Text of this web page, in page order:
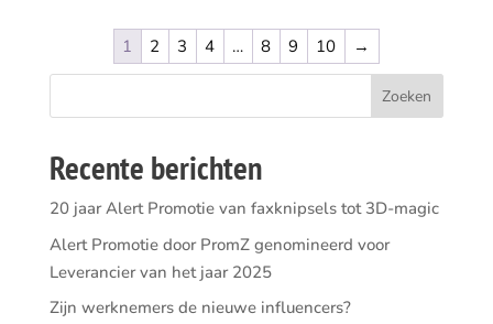
1 2 3 4 … 8 9 10 →
Recente berichten
20 jaar Alert Promotie van faxknipsels tot 3D-magic
Alert Promotie door PromZ genomineerd voor
Leverancier van het jaar 2025
Zijn werknemers de nieuwe influencers?